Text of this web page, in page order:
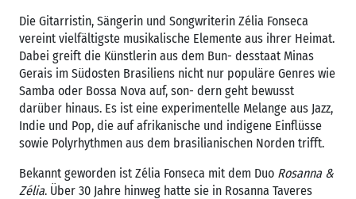
Die Gitarristin, Sängerin und Songwriterin Zélia Fonseca
vereint vielfältigste musikalische Elemente aus ihrer Heimat.
Dabei greift die Künstlerin aus dem Bun- desstaat Minas
Gerais im Südosten Brasiliens nicht nur populäre Genres wie
Samba oder Bossa Nova auf, son- dern geht bewusst
darüber hinaus. Es ist eine experimentelle Melange aus Jazz,
Indie und Pop, die auf afrikanische und indigene Einflüsse
sowie Polyrhythmen aus dem brasilianischen Norden trifft.
Bekannt geworden ist Zélia Fonseca mit dem Duo Rosanna &
Zélia. Über 30 Jahre hinweg hatte sie in Rosanna Taveres